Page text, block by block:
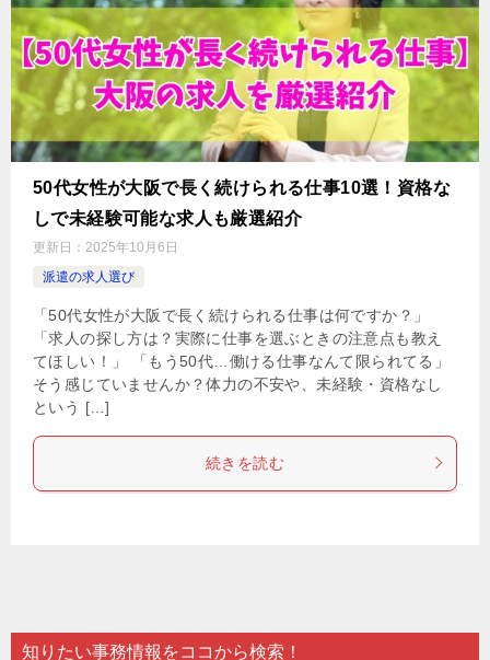
50代女性が大阪で長く続けられる仕事10選！資格な
しで未経験可能な求人も厳選紹介
更新日： 2025年10月6日
派遣の求人選び
「50代女性が大阪で長く続けられる仕事は何ですか？」
「求人の探し方は？実際に仕事を選ぶときの注意点も教え
てほしい！」 「もう50代…働ける仕事なんて限られてる」
そう感じていませんか？体力の不安や、未経験・資格なし
という […]
続きを読む
知りたい事務情報をココから検索！